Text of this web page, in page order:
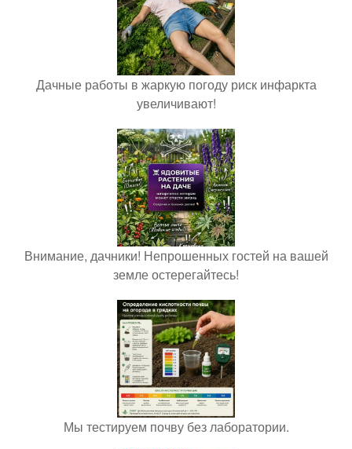
Дачные работы в жаркую погоду риск инфаркта
увеличивают!
Внимание, дачники! Непрошенных гостей на вашей
земле остерегайтесь!
Мы тестируем почву без лаборатории.